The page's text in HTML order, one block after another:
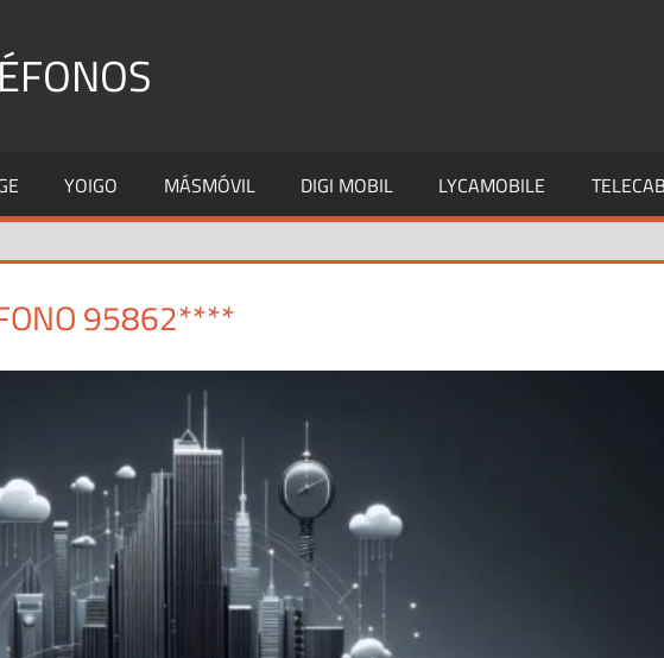
YOIGO MÁSMÓVIL DIGI MOBIL LYCAMOBILE
95862****